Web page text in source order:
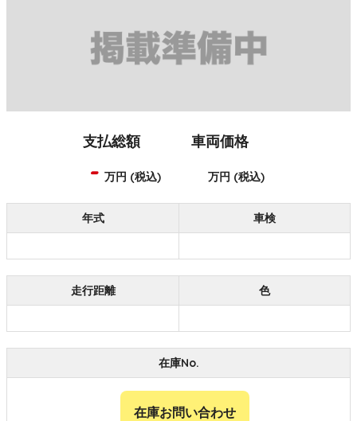
支払総額
- 万円 (税込)
車両価格
万円 (税込)
年式 車検
走行距離 色
在庫No.
在庫お問い合わせ